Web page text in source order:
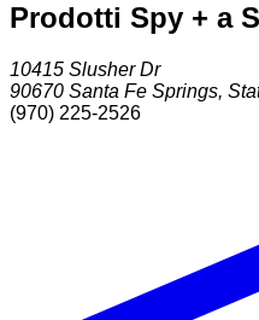
Prodotti Spy + a
10415 Slusher Dr
90670 Santa Fe Springs,
(970) 225-2526